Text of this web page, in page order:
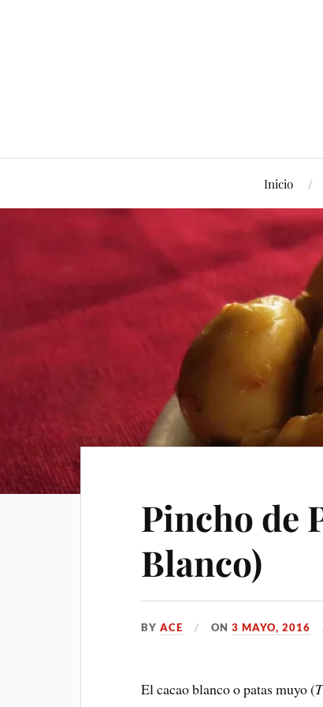
Inicio
Pincho de
Blanco)
BYACE ON3 MAYO, 2016
El cacao blanco o patas muyo (